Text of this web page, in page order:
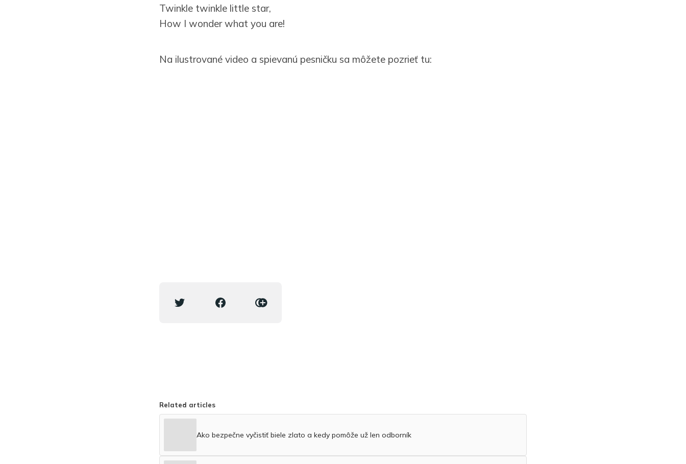
Twinkle twinkle little star,
How I wonder what you are!
Na ilustrované video a spievanú pesničku sa môžete pozrieť tu:
Related articles
Ako bezpečne vyčistiť biele zlato a kedy pomôže už len odborník